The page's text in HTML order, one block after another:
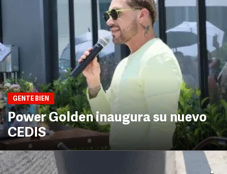
GENTE BIEN
Power Golden inaugura su nuevo
CEDIS